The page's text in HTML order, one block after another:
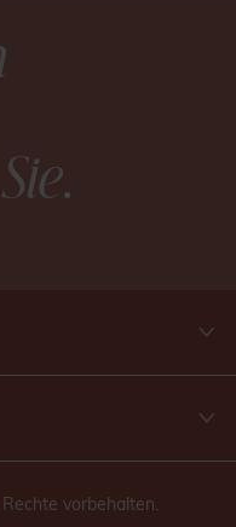
.
vorbehalten.